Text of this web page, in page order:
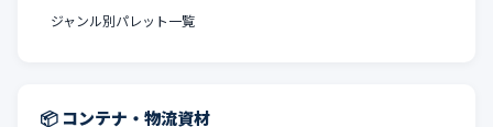
ジャンル別パレット一覧
📦 コンテナ・物流資材